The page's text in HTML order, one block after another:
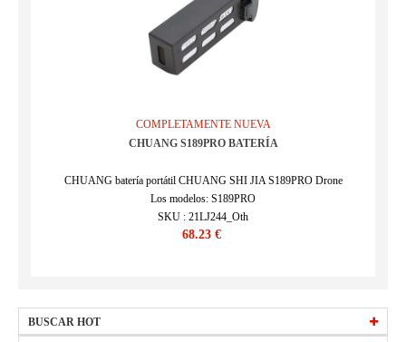
COMPLETAMENTE NUEVA
CHUANG S189PRO BATERÍA
CHUANG batería portátil CHUANG SHI JIA S189PRO Drone
Los modelos: S189PRO
SKU : 21LJ244_Oth
68.23 €
BUSCAR HOT